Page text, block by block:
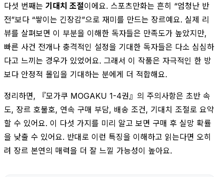
다섯 번째는 기대치 조절이에요. 스포츠만화는 흔히 “엄청난 반
전”보다 “쌓이는 긴장감”으로 재미를 만드는 장르예요. 실제 리
뷰를 살펴보면 이 부분을 이해한 독자들은 만족도가 높았지만,
빠른 사건 전개나 충격적인 설정을 기대한 독자들은 다소 심심하
다고 느끼는 경우가 있었어요. 그래서 이 작품은 자극적인 한 방
보다 안정적 몰입을 기대하는 분에게 더 적합해요.
정리하면, 『모가쿠 MOGAKU 1-4권』의 주의사항은 초반 속
도, 장르 호불호, 연속 구매 부담, 배송 조건, 기대치 조절로 요약
할 수 있어요. 이 다섯 가지를 미리 알고 보면 구매 후 실망 확률
을 낮출 수 있어요. 반대로 이런 특징을 이해하고 읽는다면 오히
려 장르 본연의 매력을 더 잘 느낄 가능성이 높아요.